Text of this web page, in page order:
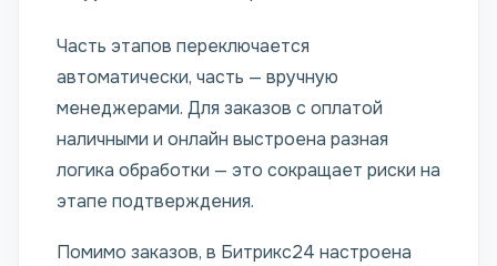
Часть этапов переключается
автоматически, часть — вручную
менеджерами. Для заказов с оплатой
наличными и онлайн выстроена разная
логика обработки — это сокращает риски на
этапе подтверждения.
Помимо заказов, в Битрикс24 настроена